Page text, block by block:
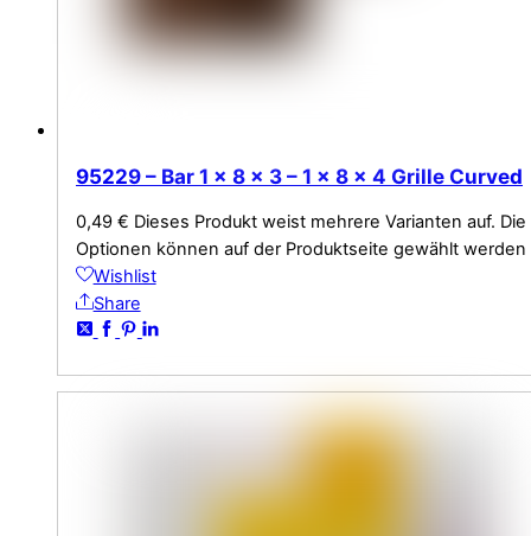
95229 – Bar 1 x 8 x 3 – 1 x 8 x 4 Grille Curved
0,49 € Dieses Produkt weist mehrere Varianten auf. Die
Optionen können auf der Produktseite gewählt werden
Wishlist
Share